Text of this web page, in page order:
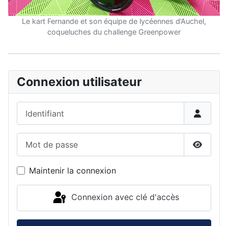
Connexion utilisateur
Maintenir la connexion
Connexion avec clé d'accès
Le kart Fernande et son équipe de lycéennes d’Auchel,
coqueluches du challenge Greenpower